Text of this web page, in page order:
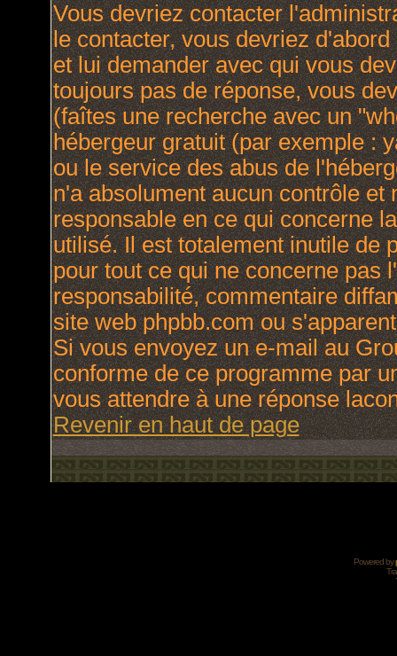
Vous devriez contacter
le contacter, vous devriez
et lui demander avec qui vous
toujours pas de réponse, vous
(faîtes une recherche avec un
hébergeur gratuit (par exemple :
ou le service des abus de
n'a absolument aucun contrôle et
responsable en ce qui concerne
utilisé. Il est totalement inutile de
pour tout ce qui ne concerne pas
responsabilité, commentaire
site web phpbb.com ou
Si vous envoyez un e-mail au
conforme de ce programme par
vous attendre à une réponse
Revenir en haut de page
Powered by